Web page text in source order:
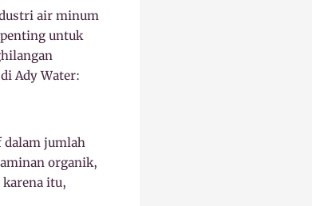
air minum
untuk
Ady Water:
dalam jumlah
organik,
itu,